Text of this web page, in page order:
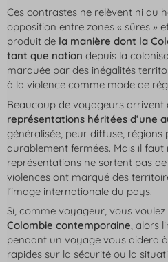
Ces contrastes ne relèvent ni du
opposition entre zones « sûres »
produit de la manière dont la
tant que nation depuis la
marquée par des inégalités
à la violence comme mode de
Beaucoup de voyageurs arrivent
représentations héritées d’une
généralisée, peur diffuse, régions
durablement fermées. Mais il
représentations ne sortent pas
violences ont marqué des
l’image internationale du pays.
Si, comme voyageur, vous voulez
Colombie contemporaine, alors
pendant un voyage vous aidera
rapides sur la sécurité ou la